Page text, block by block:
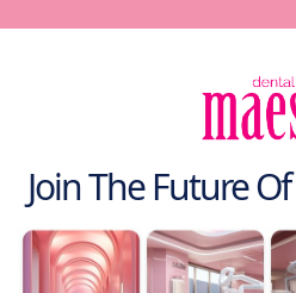
Join The Future Of